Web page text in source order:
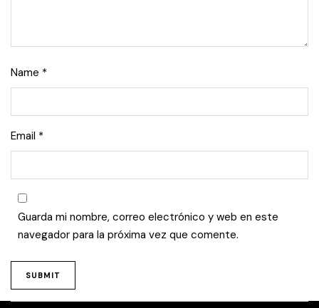
Name *
Email *
Guarda mi nombre, correo electrónico y web en este
navegador para la próxima vez que comente.